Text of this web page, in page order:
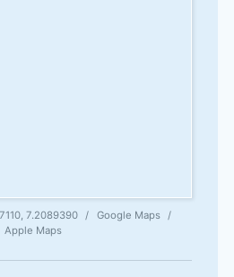
7.2089390
Google Maps
Apple Maps